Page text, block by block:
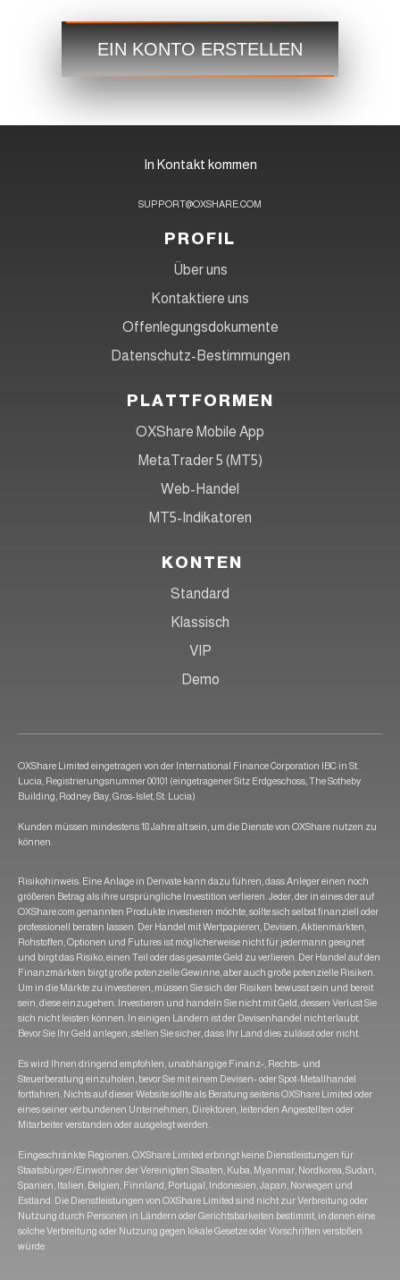
Schritt 3Handeln
EIN KONTO ERSTELLEN
In Kontakt kommen
SUPPORT@OXSHARE.COM
PROFIL
Über uns
Kontaktiere uns
Offenlegungsdokumente
Datenschutz-Bestimmungen
PLATTFORMEN
OXShare Mobile App
MetaTrader 5 (MT5)
Web-Handel
MT5-Indikatoren
KONTEN
Standard
Klassisch
VIP
Demo
OXShare Limited eingetragen von der International Finance Corporation IBC in St.
Lucia, Registrierungsnummer 00101 (eingetragener Sitz Erdgeschoss, The Sotheby
Building, Rodney Bay, Gros-Islet, St. Lucia)
Kunden müssen mindestens 18 Jahre alt sein, um die Dienste von OXShare nutzen zu
können.
Risikohinweis: Eine Anlage in Derivate kann dazu führen, dass Anleger einen noch
größeren Betrag als ihre ursprüngliche Investition verlieren. Jeder, der in eines der auf
OXShare.com genannten Produkte investieren möchte, sollte sich selbst finanziell oder
professionell beraten lassen. Der Handel mit Wertpapieren, Devisen, Aktienmärkten,
Rohstoffen, Optionen und Futures ist möglicherweise nicht für jedermann geeignet
und birgt das Risiko, einen Teil oder das gesamte Geld zu verlieren. Der Handel auf den
Finanzmärkten birgt große potenzielle Gewinne, aber auch große potenzielle Risiken.
Um in die Märkte zu investieren, müssen Sie sich der Risiken bewusst sein und bereit
sein, diese einzugehen. Investieren und handeln Sie nicht mit Geld, dessen Verlust Sie
sich nicht leisten können. In einigen Ländern ist der Devisenhandel nicht erlaubt.
Bevor Sie Ihr Geld anlegen, stellen Sie sicher, dass Ihr Land dies zulässt oder nicht.
Es wird Ihnen dringend empfohlen, unabhängige Finanz-, Rechts- und
Steuerberatung einzuholen, bevor Sie mit einem Devisen- oder Spot-Metallhandel
fortfahren. Nichts auf dieser Website sollte als Beratung seitens OXShare Limited oder
eines seiner verbundenen Unternehmen, Direktoren, leitenden Angestellten oder
Mitarbeiter verstanden oder ausgelegt werden.
Eingeschränkte Regionen: OXShare Limited erbringt keine Dienstleistungen für
Staatsbürger/Einwohner der Vereinigten Staaten, Kuba, Myanmar, Nordkorea, Sudan,
Spanien, Italien, Belgien, Finnland, Portugal, Indonesien, Japan, Norwegen und
Estland. Die Dienstleistungen von OXShare Limited sind nicht zur Verbreitung oder
Nutzung durch Personen in Ländern oder Gerichtsbarkeiten bestimmt, in denen eine
solche Verbreitung oder Nutzung gegen lokale Gesetze oder Vorschriften verstoßen
würde.